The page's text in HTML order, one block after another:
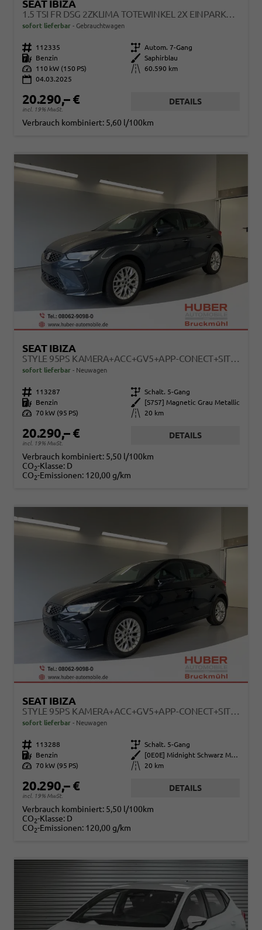
SEAT IBIZA
1.5 TSI FR DSG 2ZKLIMA TOTEWINKEL 2X EINPARKHILFE KAMERA SITZHEIZUNG 5J GARANTIE
sofort lieferbar Gebrauchtwagen
Fahrzeugnr. 112335 Getriebe Autom. 7-Gang
Kraftstoff
Benzin Außenfarbe
Saphirblau
Leistung
110 kW (150 PS) Kilometerstand
60.590 km
04.03.2025
20.290,– €
incl. 19% MwSt.
DETAILS
Verbrauch kombiniert: 5,60 l/100km
SEAT IBIZA
STYLE 95PS KAMERA+ACC+GV5+APP-CONECT+SITZHEIZUNG+PARKPILOT HINTEN
sofort lieferbar Neuwagen
Fahrzeugnr. 113287 Getriebe Schalt. 5-Gang
Kraftstoff
Benzin Außenfarbe
[S7S7] Magnetic Grau Metallic
Leistung 70 kW (95 PS) Kilometerstand 20 km
20.290,– €
incl. 19% MwSt.
DETAILS
Verbrauch kombiniert: 5,50 l/100km
CO2-Klasse: D
CO2-Emissionen: 120,00 g/km
SEAT IBIZA
STYLE 95PS KAMERA+ACC+GV5+APP-CONECT+SITZHEIZUNG+PARKPILOT HINTEN
sofort lieferbar Neuwagen
Fahrzeugnr. 113288 Getriebe Schalt. 5-Gang
Kraftstoff
Benzin Außenfarbe
[0E0E] Midnight Schwarz Metallic
Leistung 70 kW (95 PS) Kilometerstand 20 km
20.290,– €
incl. 19% MwSt.
DETAILS
Verbrauch kombiniert: 5,50 l/100km
CO2-Klasse: D
CO2-Emissionen: 120,00 g/km